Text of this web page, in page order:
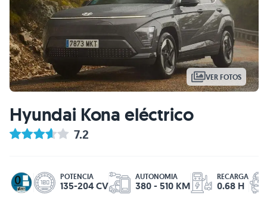
VER FOTOS
Hyundai Kona eléctrico
7.2
POTENCIA
135-204 CV
AUTONOMIA
380 - 510 KM
RECARGA
0.68 H